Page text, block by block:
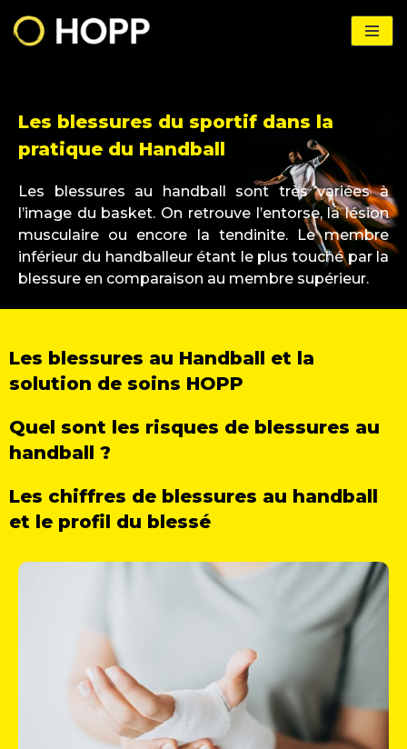
Aller
Les blessures du sportif dans la
pratique du Handball
Les blessures au handball sont très variées à
l’image du basket. On retrouve l’entorse, la lésion
musculaire ou encore la tendinite. Le membre
inférieur du handballeur étant le plus touché par la
blessure en comparaison au membre supérieur.
Les blessures au Handball et la
solution de soins HOPP
Quel sont les risques de blessures au
handball ?
Les chiffres de blessures au handball
et le profil du blessé